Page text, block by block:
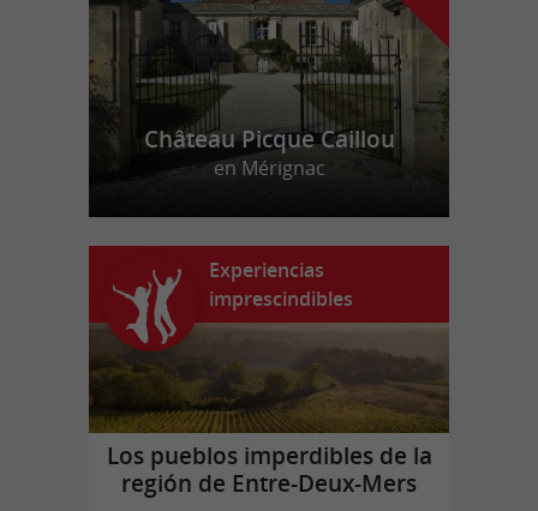
Château Picque Caillou
en Mérignac
Experiencias
imprescindibles
Los pueblos imperdibles de la
región de Entre-Deux-Mers